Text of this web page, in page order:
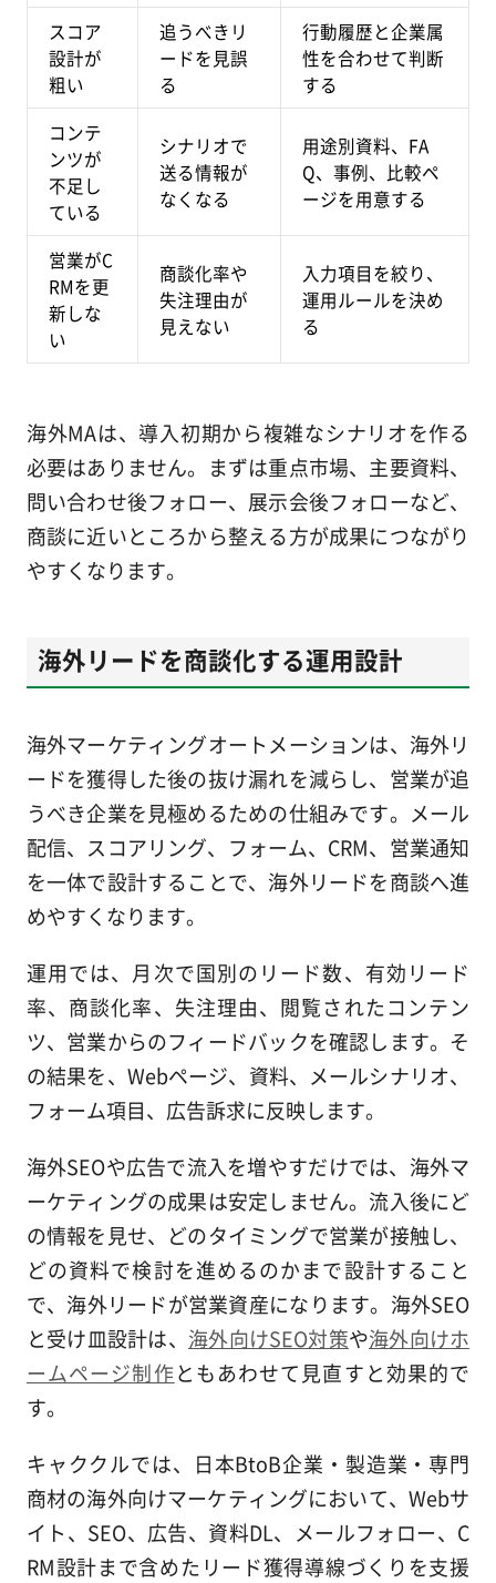
スコア
設計が
粗い
追うべきリ
ードを見誤
る
行動履歴と企業属
性を合わせて判断
する
コンテ
ンツが
不足し
ている
シナリオで
送る情報が
なくなる
用途別資料、FA
Q、事例、比較ペ
ージを用意する
営業がC
RMを更
新しな
い
商談化率や
失注理由が
見えない
入力項目を絞り、
運用ルールを決め
る
海外MAは、導入初期から複雑なシナリオを作る
必要はありません。まずは重点市場、主要資料、
問い合わせ後フォロー、展示会後フォローなど、
商談に近いところから整える方が成果につながり
やすくなります。
海外リードを商談化する運用設計
海外マーケティングオートメーションは、海外リ
ードを獲得した後の抜け漏れを減らし、営業が追
うべき企業を見極めるための仕組みです。メール
配信、スコアリング、フォーム、CRM、営業通知
を一体で設計することで、海外リードを商談へ進
めやすくなります。
運用では、月次で国別のリード数、有効リード
率、商談化率、失注理由、閲覧されたコンテン
ツ、営業からのフィードバックを確認します。そ
の結果を、Webページ、資料、メールシナリオ、
フォーム項目、広告訴求に反映します。
海外SEOや広告で流入を増やすだけでは、海外マ
ーケティングの成果は安定しません。流入後にど
の情報を見せ、どのタイミングで営業が接触し、
どの資料で検討を進めるのかまで設計すること
で、海外リードが営業資産になります。海外SEO
と受け皿設計は、 海外向けSEO対策や海外向けホ
ームページ制作ともあわせて見直すと効果的で
す。
キャククルでは、日本BtoB企業・製造業・専門
商材の海外向けマーケティングにおいて、Webサ
イト、SEO、広告、資料DL、メールフォロー、C
RM設計まで含めたリード獲得導線づくりを支援